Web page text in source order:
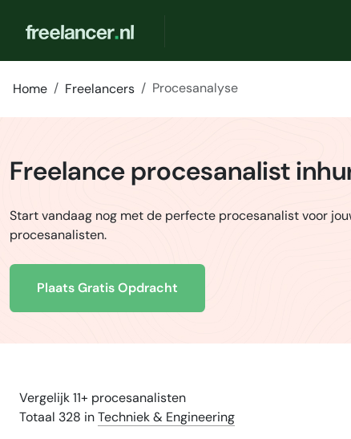
Home Freelancers Procesanalyse
Freelance procesanalist
Start vandaag nog met de perfecte procesanalist voor
procesanalisten.
Plaats Gratis Opdracht
Vergelijk 11+ procesanalisten
Totaal 328 inTechniek & Engineering